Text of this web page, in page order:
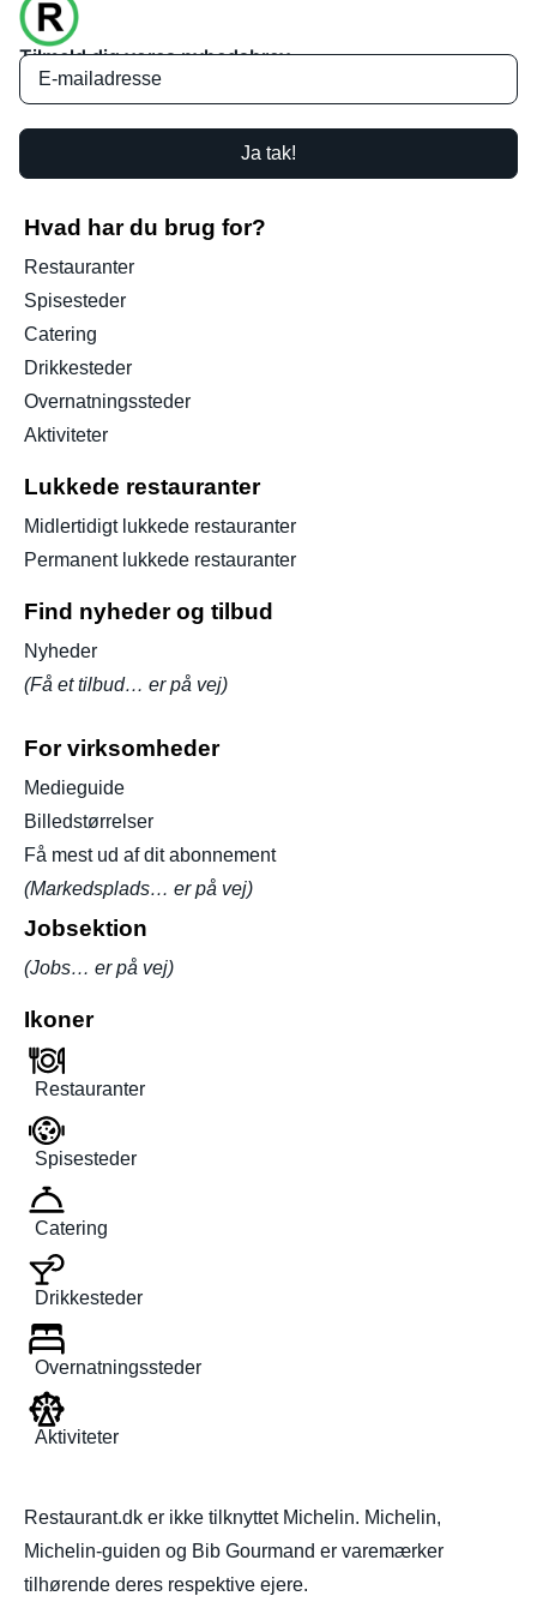
Tilmeld dig vores nyhedsbrev
Ja tak!
Hvad har du brug for?
Restauranter
Spisesteder
Catering
Drikkesteder
Overnatningssteder
Aktiviteter
Lukkede restauranter
Midlertidigt lukkede restauranter
Permanent lukkede restauranter
Find nyheder og tilbud
Nyheder
(Få et tilbud… er på vej)
For virksomheder
Medieguide
Billedstørrelser
Få mest ud af dit abonnement
(Markedsplads… er på vej)
Jobsektion
(Jobs… er på vej)
Ikoner
Restauranter
Spisesteder
Catering
Drikkesteder
Overnatningssteder
Aktiviteter
Restaurant.dk er ikke tilknyttet Michelin. Michelin,
Michelin-guiden og Bib Gourmand er varemærker
tilhørende deres respektive ejere.